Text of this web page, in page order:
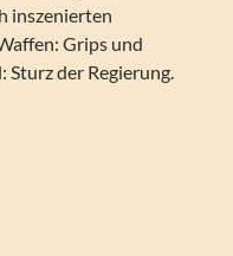
inszenierten
Grips und
der Regierung.